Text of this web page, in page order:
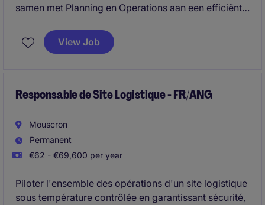
samen met Planning en Operations aan een efficiënte
View Job
Responsable de Site Logistique - FR/ANG
Mouscron
Permanent
€62 - €69,600 per year
Piloter l'ensemble des opérations d'un site logistique
sous température contrôlée en garantissant sécurité,